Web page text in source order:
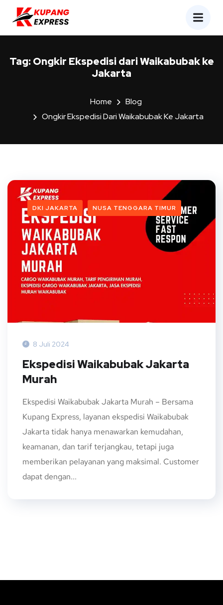
Tag: Ongkir Ekspedisi dari Waikabubak ke
Jakarta
Home
Blog
Ongkir Ekspedisi Dari Waikabubak Ke Jakarta
DKI JAKARTA NUSA TENGGARA TIMUR
8 Juli 2024
Ekspedisi Waikabubak Jakarta
Murah
Ekspedisi Waikabubak Jakarta Murah – Bersama
Kupang Express, layanan ekspedisi Waikabubak
Jakarta tidak hanya menawarkan kemudahan,
keamanan, dan tarif terjangkau, tetapi juga
memberikan pelayanan yang maksimal. Customer
dapat dengan...